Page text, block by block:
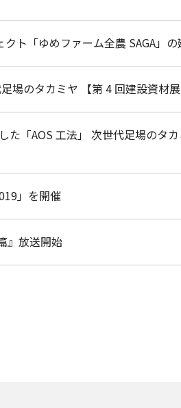
ト「ゆめファーム全農 SAGA」
場のタカミヤ 【第 4 回建設資材
「AOS 工法」 次世代足場のタ
」を開催
』放送開始